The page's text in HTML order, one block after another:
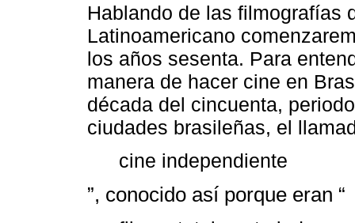
Hablando de las filmografías
Latinoamericano
los años sesenta. Para
manera de hacer cine en
década del cincuenta,
ciudades brasileñas, el
cine independiente
”, conocido así porque eran “